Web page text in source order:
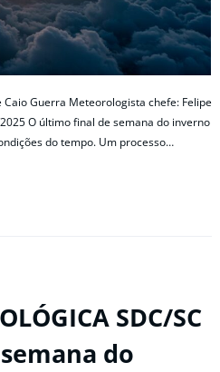
Guerra Meteorologista chefe: Felipe
O último final de semana do inverno
do tempo. Um processo…
SDC/SC
do